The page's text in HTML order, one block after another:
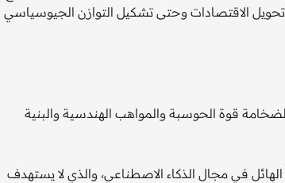
الاقتصادات وحتى تشكيل التوازن الجيوسياسي
قوة الحوسبة والمواهب الهندسية والبنية
في مجال الذكاء الاصطناعي، والذي لا يستهدف